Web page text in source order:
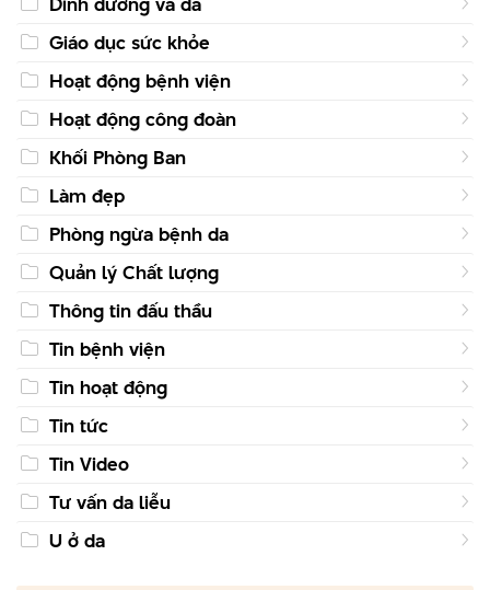
Giáo dục sức khỏe
Hoạt động bệnh viện
Hoạt động công đoàn
Khối Phòng Ban
Làm đẹp
Phòng ngừa bệnh da
Quản lý Chất lượng
Thông tin đấu thầu
Tin bệnh viện
Tin hoạt động
Tin tức
Tin Video
Tư vấn da liễu
U ở da